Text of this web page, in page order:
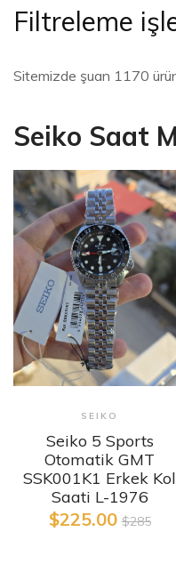
Filtreleme
Sitemizde şuan 1170
Seiko Saat
SEIKO
Seiko 5 Sports
Otomatik GMT
SSK001K1 Erkek Kol
Saati L-1976
$225.00$285